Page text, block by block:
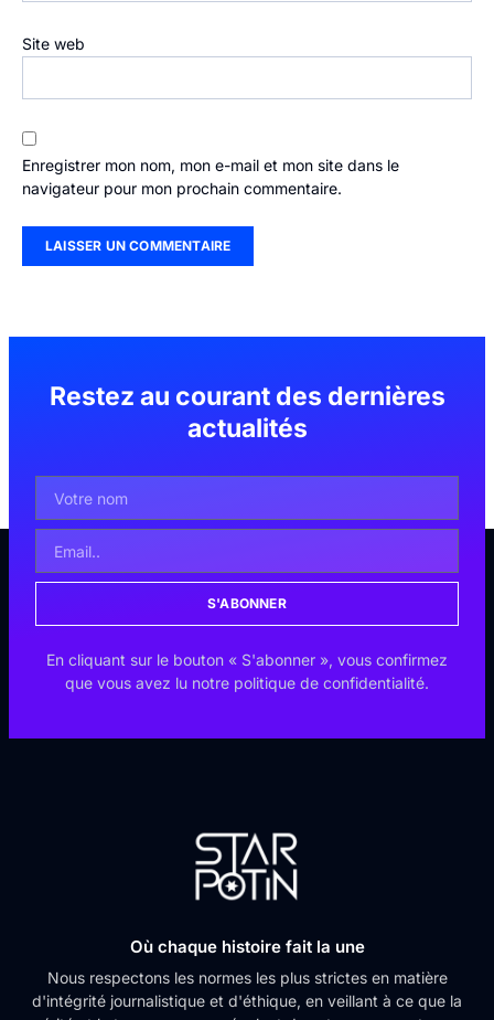
Site web
Enregistrer mon nom, mon e-mail et mon site dans le
navigateur pour mon prochain commentaire.
Restez au courant des dernières
actualités
S'ABONNER
En cliquant sur le bouton « S'abonner », vous confirmez
que vous avez lu notre politique de confidentialité.
Où chaque histoire fait la une
Nous respectons les normes les plus strictes en matière
d'intégrité journalistique et d'éthique, en veillant à ce que la